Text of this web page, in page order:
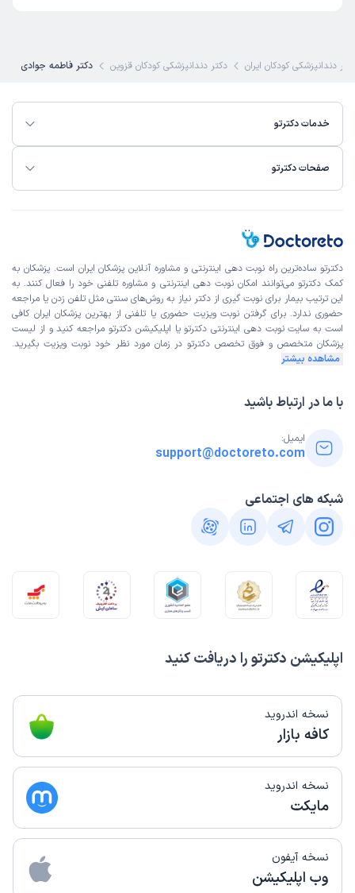
دندانپزشکی کودکان ایران دکتر دندانپزشکی کودکان قزوین دکتر فاطمه جوادی
خدمات دکترتو
صفحات دکترتو
اپلیکیشن دکترتو را دریافت کنید
نسخه اندروید
کافه بازار
نسخه اندروید
مایکت
نسخه آیفون
وب اپلیکیشن
دکترتو ساده‌ترین راه نوبت‌ دهی اینترنتی و مشاوره آنلاین پزشکان ایران است. پزشکان به
کمک دکترتو می‌توانند امکان نوبت دهی اینترنتی و مشاوره تلفنی خود را فعال کنند. به
این ترتیب بیمار برای نوبت گیری از دکتر نیاز به روش‌های سنتی مثل تلفن زدن یا مراجعه
حضوری ندارد. برای گرفتن نوبت ویزیت حضوری یا تلفنی از بهترین پزشکان ایران کافی
است به سایت نوبت دهی اینترنتی دکترتو یا اپلیکیشن دکترتو مراجعه کنید و از لیست
پزشکان متخصص و فوق تخصص دکترتو در زمان مورد نظر خود نوبت ویزیت بگیرید.
مشاهده بیشتر
با ما در ارتباط باشید
ایمیل:
support@doctoreto.com
شبکه های اجتماعی